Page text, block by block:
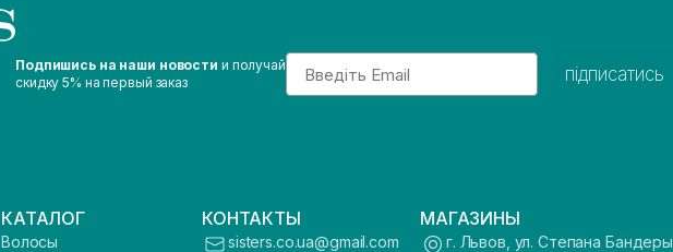
Подпишись на наши новости и получай
скидку 5% на первый заказ
Email
підписатись
КАТАЛОГ
Волосы
КОНТАКТЫ
sisters.co.ua@gmail.com
МАГАЗИНЫ
г. Львов, ул. Степана